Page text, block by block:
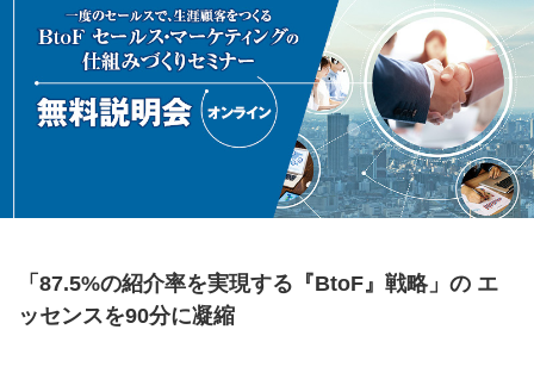
「87.5%の紹介率を実現する『BtoF』戦略」の エ
ッセンスを90分に凝縮